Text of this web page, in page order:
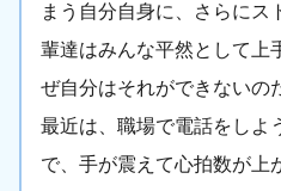
まう自分自身に、さらにス
輩達はみんな平然として上
ぜ自分はそれができないの
最近は、職場で電話をしよ
で、手が震えて心拍数が上